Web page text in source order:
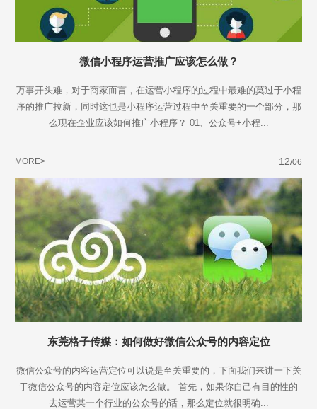
微信小程序运营推广应该怎么做？
万事开头难，对于商家而言，在运营小程序的过程中最难的莫过于小程
序的推广拉新，同时这也是小程序运营过程中至关重要的一个部分，那
么现在企业应该如何推广小程序？ 01、公众号+小程...
MORE> 12/06
东莞格子传媒：如何做好微信公众号的内容定位
微信公众号的内容运营定位可以说是至关重要的，下面我们来讲一下关
于微信公众号的内容定位应该怎么做。 首先，如果你自己有目的性的
去运营某一个行业的公众号的话，那么定位就很明确...